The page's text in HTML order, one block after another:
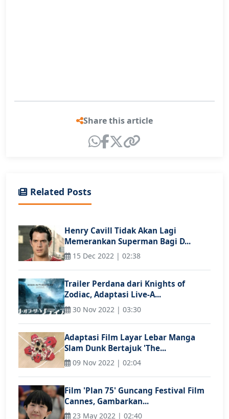
Share this article
Related Posts
Henry Cavill Tidak Akan Lagi
Memerankan Superman Bagi D...
15 Dec 2022 | 02:38
Trailer Perdana dari Knights of
Zodiac, Adaptasi Live-A...
30 Nov 2022 | 03:30
Adaptasi Film Layar Lebar Manga
Slam Dunk Bertajuk 'The...
09 Nov 2022 | 02:04
Film 'Plan 75' Guncang Festival Film
Cannes, Gambarkan...
23 May 2022 | 02:40